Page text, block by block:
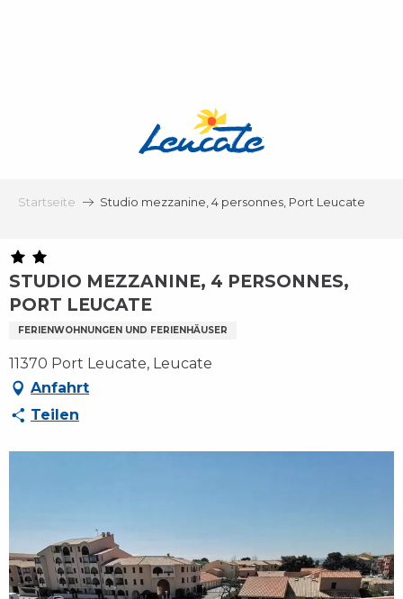
Startseite Studio mezzanine, 4 personnes, Port Leucate
STUDIO MEZZANINE, 4 PERSONNES,
PORT LEUCATE
FERIENWOHNUNGEN UND FERIENHÄUSER
11370 Port Leucate, Leucate
Anfahrt
Teilen